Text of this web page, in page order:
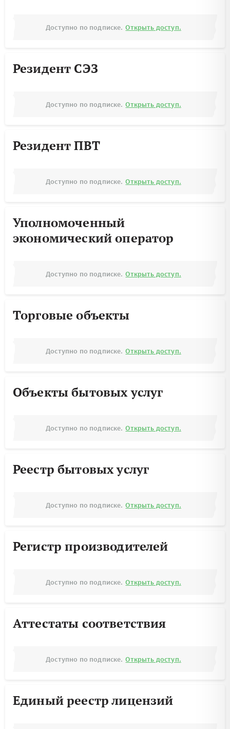
Доступно по подписке. Открыть доступ.
Резидент СЭЗ
Доступно по подписке. Открыть доступ.
Резидент ПВТ
Доступно по подписке. Открыть доступ.
Уполномоченный
экономический оператор
Доступно по подписке. Открыть доступ.
Торговые объекты
Доступно по подписке. Открыть доступ.
Объекты бытовых услуг
Доступно по подписке. Открыть доступ.
Реестр бытовых услуг
Доступно по подписке. Открыть доступ.
Регистр производителей
Доступно по подписке. Открыть доступ.
Аттестаты соответствия
Доступно по подписке. Открыть доступ.
Единый реестр лицензий